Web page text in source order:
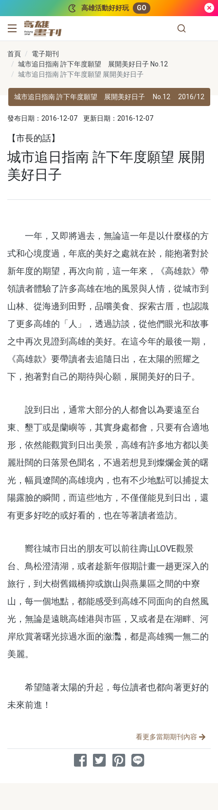
高雄活動好好玩 GO
高雄畫刊
首頁
電子期刊
城市追日指南 許下年度願望 展開美好日子 No.12
城市追日指南 許下年度願望 展開美好日子
城市追日指南 許下年度願望 展開美好日子 No.12 2016/12
發布日期：2016-12-07 更新日期：2016-12-07
【市長的話】
城市追日指南 許下年度願望 展開
美好日子
一年，又即將過去，無論這一年是以什麼樣的方
式和心境度過，年底的美好之處就在於，能抱著對於
新年度的期望，再次向前，這一年來，《高雄款》帶
領讀者體驗了許多高雄在地的風景與人情，從城市到
山林、從海邊到田野，品嚐美食、探索古厝，也認識
了更多高雄的「人」，透過訪談，從他們眼光和故事
之中再次見證到高雄的美好。在這今年的最後一期，
《高雄款》要帶讀者去追隨日出，在太陽的照耀之
下，抱著對自己的期待與心願，展開美好的日子。
說到日出，通常大部分的人都會以為要遠至台
東、墾丁或是蘭嶼等，其實身處都會，只要有合適地
形，依然能觀賞到日出美景，高雄有許多地方都以美
麗壯闊的日落景色聞名，不過若想見到燦爛金黃的曙
光，幅員遼闊的高雄境內，也有不少地點可以捕捉太
陽露臉的瞬間，而這些地方，不僅僅能見到日出，還
有更多好吃的或好看的，也在等著讀者造訪。
嚮往城市日出的朋友可以前往壽山LOVE觀景
台、鳥松澄清湖，或者趁新年假期計畫一趟更深入的
旅行，到大樹舊鐵橋抑或旗山與燕巢區之間的中寮
山，每一個地點，都能感受到高雄不同面向的自然風
光，無論是遠眺高雄港與市區，又或者是在湖畔、河
岸欣賞著曙光掠過水面的瀲灩，都是高雄獨一無二的
美麗。
希望隨著太陽的升起，每位讀者也都向著更好的
未來前進！
看更多當期期刊內容
分享文章
分享到 Facebook
分享到 Twitter
分享到 Pinterest
分享到 Line